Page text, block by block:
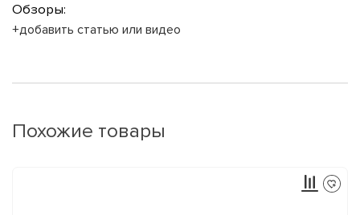
Обзоры:
+добавить статью или видео
Похожие товары